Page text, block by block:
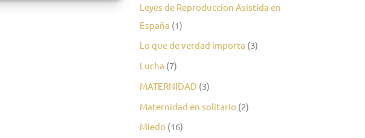
Leyes de Reproduccion Asistida en
España (1)
Lo que de verdad importa (3)
Lucha (7)
MATERNIDAD (3)
Maternidad en solitario (2)
Miedo (16)